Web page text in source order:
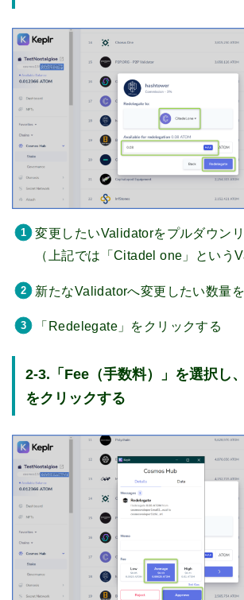
変更したいValidatorをプルダウン
（上記では「Citadel one」という
新たなValidatorへ変更したい数量
「Redelegate」をクリックする
2-3.「Fee（手数料）」を選択し
をクリックする